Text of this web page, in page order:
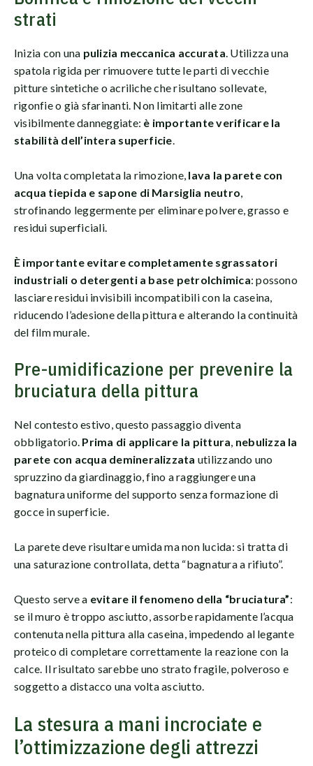
strati
Inizia con una pulizia meccanica accurata. Utilizza una
spatola rigida per rimuovere tutte le parti di vecchie
pitture sintetiche o acriliche che risultano sollevate,
rigonfie o già sfarinanti. Non limitarti alle zone
visibilmente danneggiate: è importante verificare la
stabilità dell’intera superficie.
Una volta completata la rimozione, lava la parete con
acqua tiepida e sapone di Marsiglia neutro,
strofinando leggermente per eliminare polvere, grasso e
residui superficiali.
È importante evitare completamente sgrassatori
industriali o detergenti a base petrolchimica: possono
lasciare residui invisibili incompatibili con la caseina,
riducendo l’adesione della pittura e alterando la continuità
del film murale.
Pre-umidificazione per prevenire la
bruciatura della pittura
Nel contesto estivo, questo passaggio diventa
obbligatorio. Prima di applicare la pittura, nebulizza la
parete con acqua demineralizzata utilizzando uno
spruzzino da giardinaggio, fino a raggiungere una
bagnatura uniforme del supporto senza formazione di
gocce in superficie.
La parete deve risultare umida ma non lucida: si tratta di
una saturazione controllata, detta “bagnatura a rifiuto”.
Questo serve a evitare il fenomeno della “bruciatura”:
se il muro è troppo asciutto, assorbe rapidamente l’acqua
contenuta nella pittura alla caseina, impedendo al legante
proteico di completare correttamente la reazione con la
calce. Il risultato sarebbe uno strato fragile, polveroso e
soggetto a distacco una volta asciutto.
La stesura a mani incrociate e
l’ottimizzazione degli attrezzi